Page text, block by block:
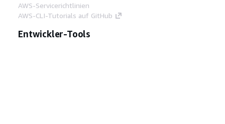
AWS-Servicerichtlinien
AWS-CLI-Tutorials auf GitHub
Entwickler-Tools